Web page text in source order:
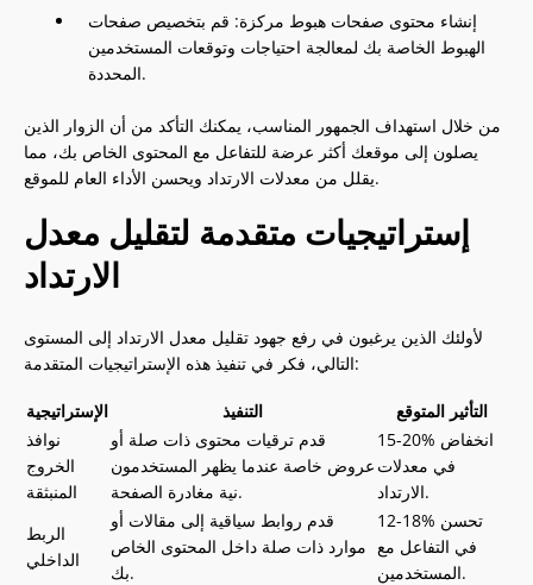
إنشاء محتوى صفحات هبوط مركزة: قم بتخصيص صفحات
الهبوط الخاصة بك لمعالجة احتياجات وتوقعات المستخدمين
المحددة.
من خلال استهداف الجمهور المناسب، يمكنك التأكد من أن الزوار الذين
يصلون إلى موقعك أكثر عرضة للتفاعل مع المحتوى الخاص بك، مما
يقلل من معدلات الارتداد ويحسن الأداء العام للموقع.
إستراتيجيات متقدمة لتقليل معدل
الارتداد
لأولئك الذين يرغبون في رفع جهود تقليل معدل الارتداد إلى المستوى
التالي، فكر في تنفيذ هذه الإستراتيجيات المتقدمة:
الإستراتيجية التنفيذ
التأثير المتوقع
نوافذ
الخروج
المنبثقة
قدم ترقيات محتوى ذات صلة أو
عروض خاصة عندما يظهر المستخدمون
نية مغادرة الصفحة.
15-20% انخفاض
في معدلات
الارتداد.
الربط
الداخلي
قدم روابط سياقية إلى مقالات أو
موارد ذات صلة داخل المحتوى الخاص
بك.
12-18% تحسن
في التفاعل مع
المستخدمين.